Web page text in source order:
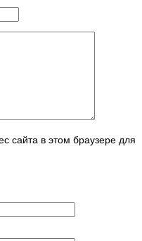
сайта в этом браузере для